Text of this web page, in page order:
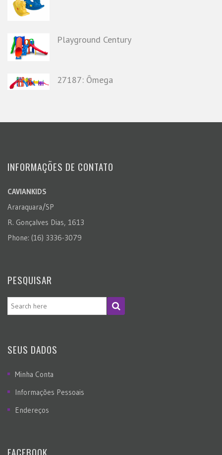
Playground Century
27187: Ômega
INFORMAÇÕES DE CONTATO
CAVIANKIDS
Araraquara/SP
R. Gonçalves Dias, 1613
Phone: (16) 3336-3079
PESQUISAR
SEUS DADOS
Minha Conta
Informações Pessoais
Endereços
FACEBOOK